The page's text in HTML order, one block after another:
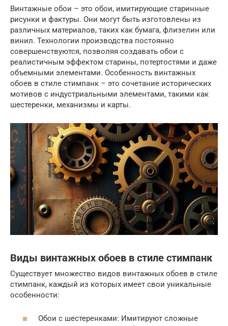
Винтажные обои – это обои, имитирующие старинные
рисунки и фактуры. Они могут быть изготовлены из
различных материалов, таких как бумага, флизелин или
винил. Технологии производства постоянно
совершенствуются, позволяя создавать обои с
реалистичным эффектом старины, потертостями и даже
объемными элементами. Особенность винтажных
обоев в стиле стимпанк – это сочетание исторических
мотивов с индустриальными элементами, такими как
шестеренки, механизмы и карты.
Виды винтажных обоев в стиле стимпанк
Существует множество видов винтажных обоев в стиле
стимпанк, каждый из которых имеет свои уникальные
особенности:
Обои с шестеренками: Имитируют сложные